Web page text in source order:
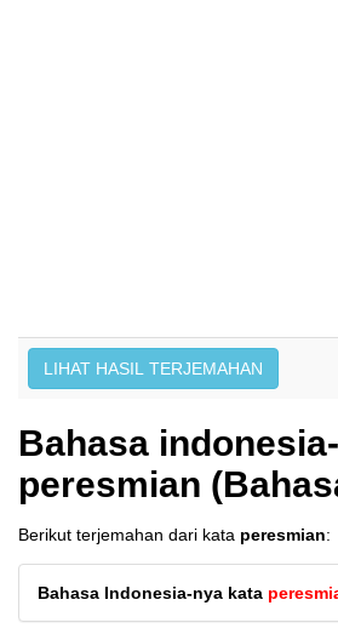
Bahasa
peresmian
Berikut terjemahan dari kata peresmian:
Bahasa Indonesia-nya kata